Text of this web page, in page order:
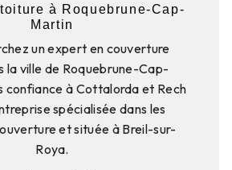
à Roquebrune-Cap-
Martin
un expert en couverture
la ville de Roquebrune-Cap-
confiance à Cottalorda et Rech
spécialisée dans les
et située à Breil-sur-
Roya.